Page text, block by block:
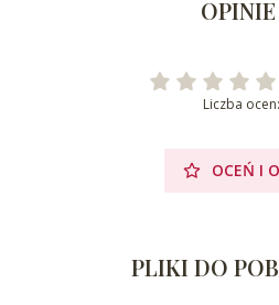
OPINIE
Liczba
OCEŃ I
PLIKI DO